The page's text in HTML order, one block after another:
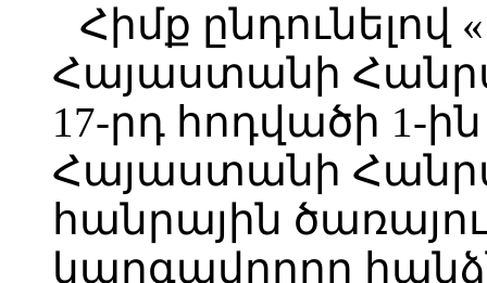
Հիմք
Հայաստանի
17-րդ հոդվածի 1-
Հայաստանի
հանրային
կարգավորող